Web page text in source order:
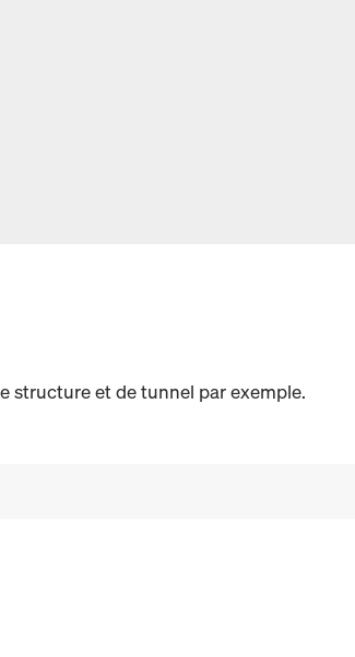
structure et de tunnel par exemple.